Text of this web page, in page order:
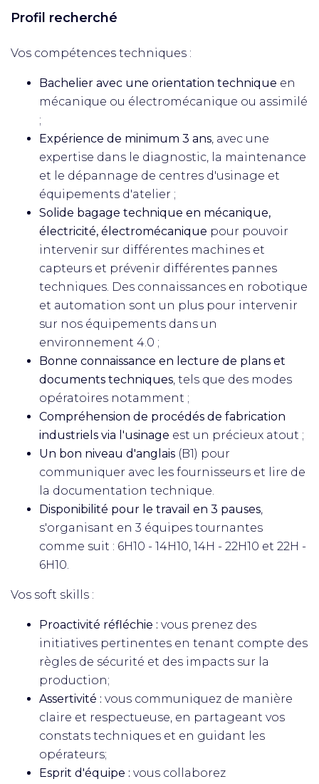
Profil recherché
Vos compétences techniques :
Bachelier avec une orientation technique en
mécanique ou électromécanique ou assimilé
;
Expérience de minimum 3 ans, avec une
expertise dans le diagnostic, la maintenance
et le dépannage de centres d'usinage et
équipements d'atelier ;
Solide bagage technique en mécanique,
électricité, électromécanique pour pouvoir
intervenir sur différentes machines et
capteurs et prévenir différentes pannes
techniques. Des connaissances en robotique
et automation sont un plus pour intervenir
sur nos équipements dans un
environnement 4.0 ;
Bonne connaissance en lecture de plans et
documents techniques, tels que des modes
opératoires notamment ;
Compréhension de procédés de fabrication
industriels via l'usinage est un précieux atout ;
Un bon niveau d'anglais (B1) pour
communiquer avec les fournisseurs et lire de
la documentation technique.
Disponibilité pour le travail en 3 pauses,
s'organisant en 3 équipes tournantes
comme suit : 6H10 - 14H10, 14H - 22H10 et 22H -
6H10.
Vos soft skills :
Proactivité réfléchie : vous prenez des
initiatives pertinentes en tenant compte des
règles de sécurité et des impacts sur la
production;
Assertivité : vous communiquez de manière
claire et respectueuse, en partageant vos
constats techniques et en guidant les
opérateurs;
Esprit d'équipe : vous collaborez